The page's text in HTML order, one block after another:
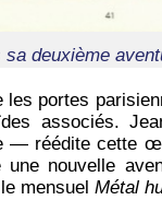
sa deuxième
les portes
associés.
— réédite cette
une nouvelle
mensuel Métal h